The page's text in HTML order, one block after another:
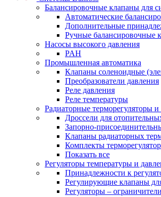
Балансировочные клапаны для
Автоматические
Дополнительные
Ручные балансировочные
Насосы высокого давления
PAH
Промышленная автоматика
Клапаны соленоидные
Преобразователи давления
Реле давления
Реле температуры
Радиаторные терморегуляторы
Дроссели для
Запорно-
Клапаны радиаторных
Комплекты
Показать все
Регуляторы температуры и
Принадлежности к
Регулирующие клапаны
Регуляторы –